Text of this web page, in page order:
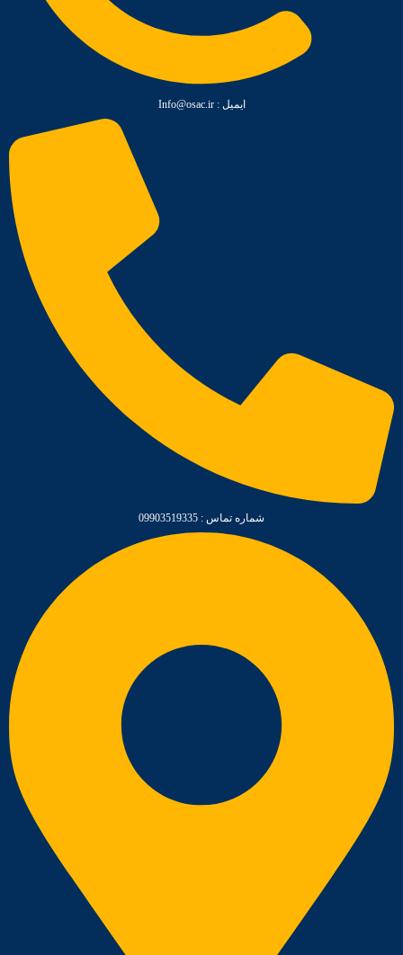
ایمیل :‌ Info@osac.ir
شماره تماس : 09903519335